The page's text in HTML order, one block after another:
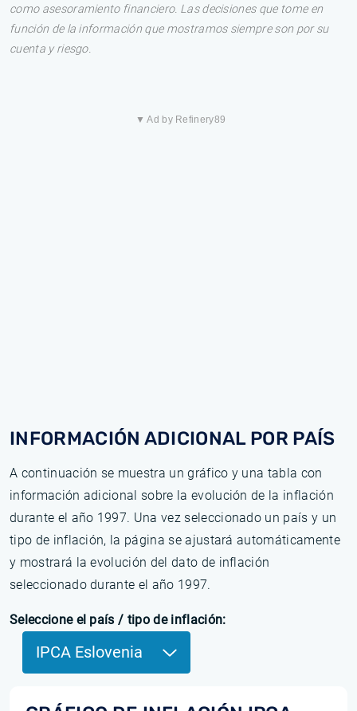
como asesoramiento financiero. Las decisiones que tome en
función de la información que mostramos siempre son por su
cuenta y riesgo.
▼ Ad by Refinery89
INFORMACIÓN ADICIONAL POR PAÍS
A continuación se muestra un gráfico y una tabla con
información adicional sobre la evolución de la inflación
durante el año 1997. Una vez seleccionado un país y un
tipo de inflación, la página se ajustará automáticamente
y mostrará la evolución del dato de inflación
seleccionado durante el año 1997.
Seleccione el país / tipo de inflación:
IPCA Eslovenia